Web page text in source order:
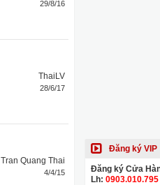
29/8/16
ThaiLV
28/6/17
Tran Quang Thai
4/4/15
Đăng ký VIP
Đăng ký Cửa
Lh: 0903.010.795